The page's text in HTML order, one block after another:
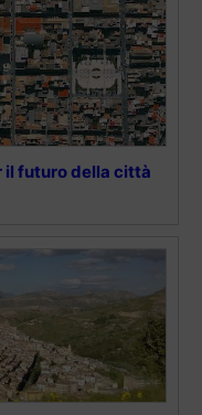
il futuro della città